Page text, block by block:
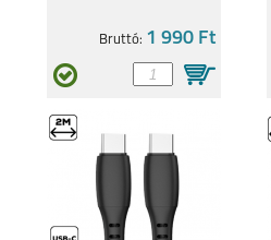
Bruttó: 1 990 Ft